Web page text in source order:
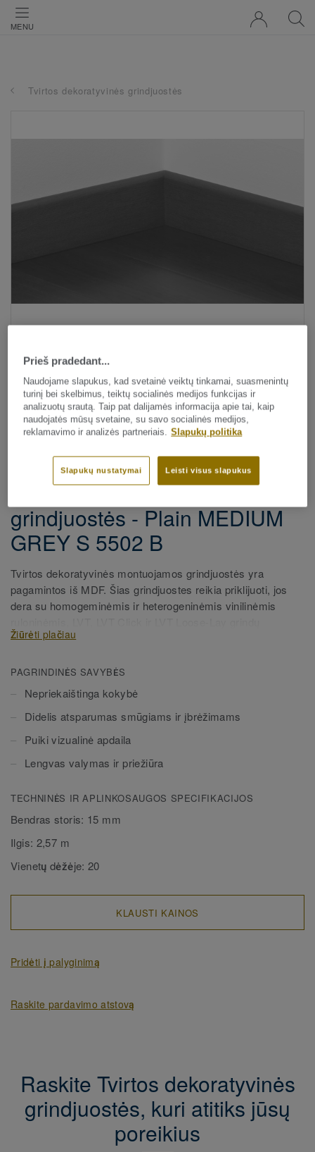
MENU
Tvirtos dekoratyvinės grindjuostės
Visi dekorai (3)
Visi priedai|Apdaila|Grindjuostės
Tvirtos dekoratyvinės
grindjuostės - Plain MEDIUM
GREY S 5502 B
Tvirtos dekoratyvinės montuojamos grindjuostės yra
pagamintos iš MDF. Šias grindjuostes reikia priklijuoti, jos
dera su homogeminėmis ir heterogeninėmis vinilinėmis
dangomis.
Žiūrėti plačiau
PAGRINDINĖS SAVYBĖS
Nepriekaištinga kokybė
Didelis atsparumas smūgiams ir įbrėžimams
Puiki vizualinė apdaila
Lengvas valymas ir priežiūra
TECHNINĖS IR APLINKOSAUGOS SPECIFIKACIJOS
Bendras storis: 15 mm
Ilgis: 2,57 m
Vienetų dėžėje:20
KLAUSTI KAINOS
Pridėti į palyginimą
Raskite pardavimo atstovą
Raskite Tvirtos dekoratyvinės
grindjuostės, kuri atitiks jūsų
poreikius
Prieš pradedant...
Naudojame slapukus, kad svetainė veiktų tinkamai, suasmenintų
turinį bei skelbimus, teiktų socialinės medijos funkcijas ir
analizuotų srautą. Taip pat dalijamės informacija apie tai, kaip
naudojatės mūsų svetaine, su savo socialinės medijos,
reklamavimo ir analizės partneriais. Slapukų politika
Leisti visus slapukus
Slapukų nustatymai